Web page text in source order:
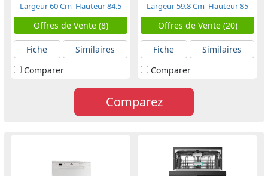
Largeur 60 Cm Hauteur 84.5
Cm
Offres de Vente (8)
Fiche
Similaires
Comparer
Largeur 59.8 Cm Hauteur 85
Cm
Offres de Vente (20)
Fiche
Similaires
Comparer
Comparez